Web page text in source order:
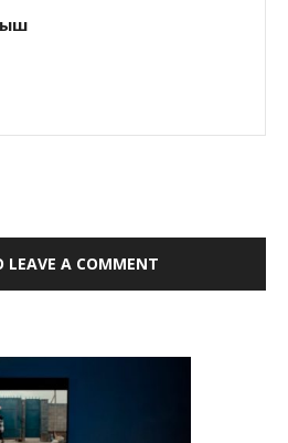
LEAVE A COMMENT